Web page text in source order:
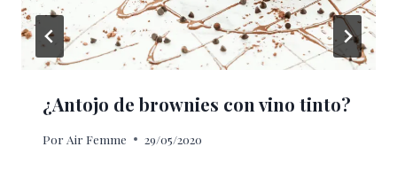
¿Antojo de brownies con vino tinto?
Por Air Femme 29/05/2020